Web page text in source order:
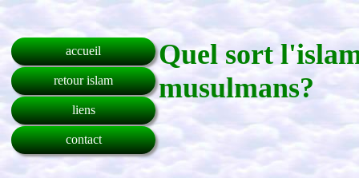
accueil
retour islam
liens
contact
Quel sort
musulmans?